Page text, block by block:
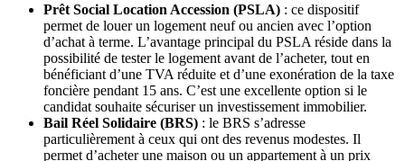
Prêt Social Location Accession (PSLA) : ce dispositif
permet de louer un logement neuf ou ancien avec l’option
d’achat à terme. L’avantage principal du PSLA réside dans la
possibilité de tester le logement avant de l’acheter, tout en
bénéficiant d’une TVA réduite et d’une exonération de la taxe
foncière pendant 15 ans. C’est une excellente option si le
candidat souhaite sécuriser un investissement immobilier.
Bail Réel Solidaire (BRS) : le BRS s’adresse
particulièrement à ceux qui ont des revenus modestes. Il
permet d’acheter une maison ou un appartement à un prix